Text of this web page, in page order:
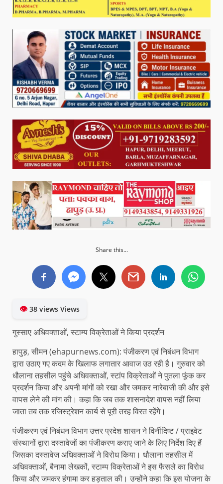
Share this...
👁38 views Views
गुस्साए अधिवक्ताओं, स्टाम्प विक्रेताओं ने किया प्रदर्शन
हापुड़, सीमन (ehapurnews.com): पंजीकरण एवं निबंधन विभाग
द्वारा उठाए गए कदम के खिलाफ लगातार आवाज उठ रही है। गुरुवार को
धौलाना तहसील पहुंचे अधिवक्ताओं, स्टांप विक्रेताओं ने पुतला फूंक कर
प्रदर्शन किया और अपनी मांगों को रखा और जमकर नारेबाजी की और इसे
वापस लेने की मांग की। कहा कि जब तक शासनादेश वापस नहीं लिया
जाता तब तक रजिस्ट्रेशन कार्य से पूरी तरह विरत रहेंगे।
पंजीकरण एवं निबंधन विभाग उत्तर प्रदेश शासन ने विर्नीदिष्ट / प्राइवेट
संस्थानों द्वारा दस्तावेजों का पंजीकरण कराए जाने के लिए निर्देश दिए हैं
जिसका दस्तावेज अधिवक्ताओं ने विरोध किया। धौलाना तहसील में
अधिवक्ताओं, बैनामा लेखकों, स्टाम्प विक्रेताओं ने इस फैसले का विरोध
किया और जमकर हंगामा कर हड़ताल की। उन्होंने कहा कि इस योजना के